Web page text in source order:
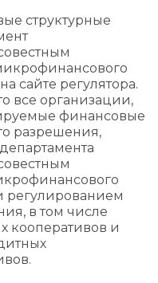
структурные
сайте регулятора.
все организации,
финансовые
разрешения,
регулированием
в том числе
кооперативов и